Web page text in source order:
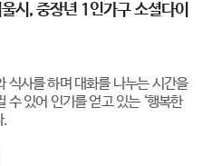
시, 중장년 1인가구 소셜다이
식사를 하며 대화를 나누는 시간을
수 있어 인기를 얻고 있는 ‘행복한
.